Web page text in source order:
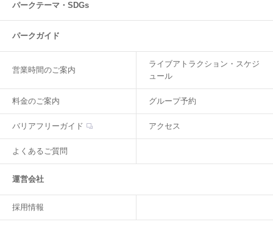
パークテーマ・SDGs
パークガイド
営業時間のご案内
ライブアトラクション・スケジ
ュール
料金のご案内 グループ予約
バリアフリーガイド アクセス
よくあるご質問
運営会社
採用情報